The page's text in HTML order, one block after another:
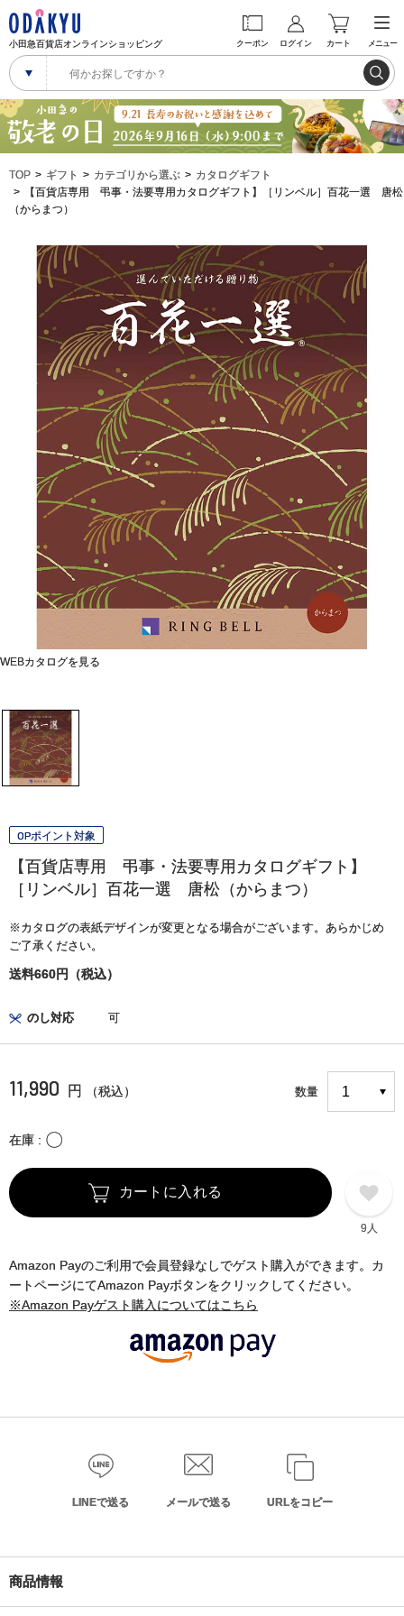
小田急百貨店オンラインショッピング クーポン ログイン カート メニュー
TOP ギフト カテゴリから選ぶ
カタログギフト
【百貨店専用 弔事・法要専用カタログギフト】［リンベル］百花一選 唐松
（からまつ）
WEBカタログを見る
OPポイント対象
【百貨店専用 弔事・法要専用カタログギフト】
［リンベル］百花一選 唐松（からまつ）
※カタログの表紙デザインが変更となる場合がございます。あらかじめ
ご了承ください。
送料660円（税込）
のし対応 可
11,990 円 （税込） 数量
在庫 〇
カートに入れる
9人
Amazon Payのご利用で会員登録なしでゲスト購入ができます。カ
ートページにてAmazon Payボタンをクリックしてください。
※Amazon Payゲスト購入についてはこちら
LINEで送る メールで送る URLをコピー
商品情報